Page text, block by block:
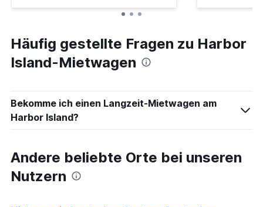
Häufig gestellte Fragen zu Harbor
Island-Mietwagen
Bekomme ich einen Langzeit-Mietwagen am
Harbor Island?
Andere beliebte Orte bei unseren
Nutzern